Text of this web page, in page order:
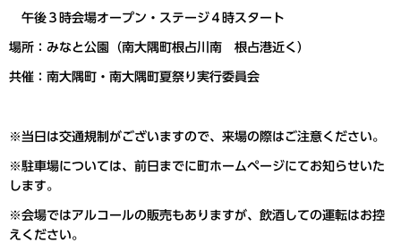
午後３時会場オープン・ステージ４時スタート
場所：みなと公園（南大隅町根占川南 根占港近く）
共催：南大隅町・南大隅町夏祭り実行委員会
※当日は交通規制がございますので、来場の際はご注意ください。
※駐車場については、前日までに町ホームページにてお知らせいた
します。
※会場ではアルコールの販売もありますが、飲酒しての運転はお控
えください。